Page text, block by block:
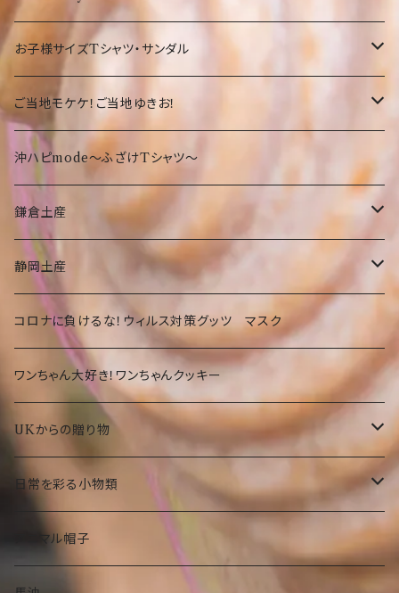
オリオンTシャツ
お菓子
食品・飲料
沖縄の守り神！シーサー☆
沖縄限定☆ゆきお
沖縄限定小物類
タオル
カバン
その他
オリオンビールグッツ
Tシャツ
タオル
Tシャツ
沖縄
鎌倉
その他
小物
お子様サイズTシャツ・サンダル
サンダル
Tシャツ
ご当地モケケ！ご当地ゆきお！
東京
神奈川
静岡
部活
期間限定
沖縄限定 ゆきお
部活ゆきお
お守りゆきお
沖ハピmode～ふざけTシャツ～
鎌倉土産
お菓子・食品
洋菓子
和菓子
Tシャツ
大仏グッツ
静岡土産
お菓子・食品
洋菓子
和菓子
プリザーブドフラワー
名画、絵画アート小物
傘
トートバック
コロナに負けるな！ウィルス対策グッツ マスク
ワンちゃん大好き！ワンちゃんクッキー
UKからの贈り物
お菓子
ぬいぐるみ
ピーターラビット
タオル
日常を彩る小物類
マグネット
アニマル帽子